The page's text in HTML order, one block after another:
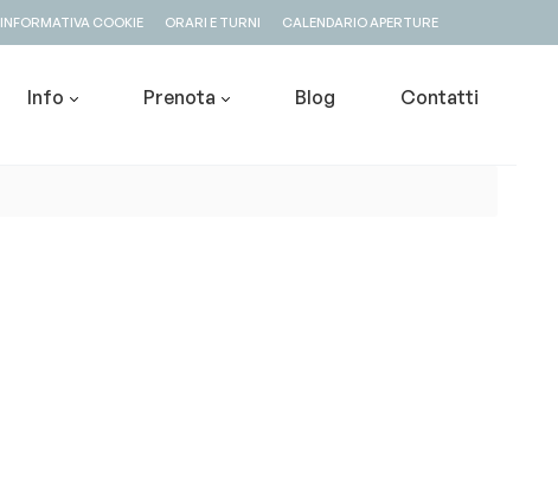
INFORMATIVA COOKIE ORARI E TURNI CALENDARIO APERTURE
Info Prenota Blog Contatti